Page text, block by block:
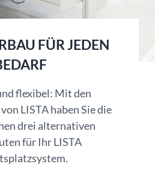
FÜR JEDEN
flexibel: Mit den
LISTA haben Sie die
drei alternativen
für Ihr LISTA